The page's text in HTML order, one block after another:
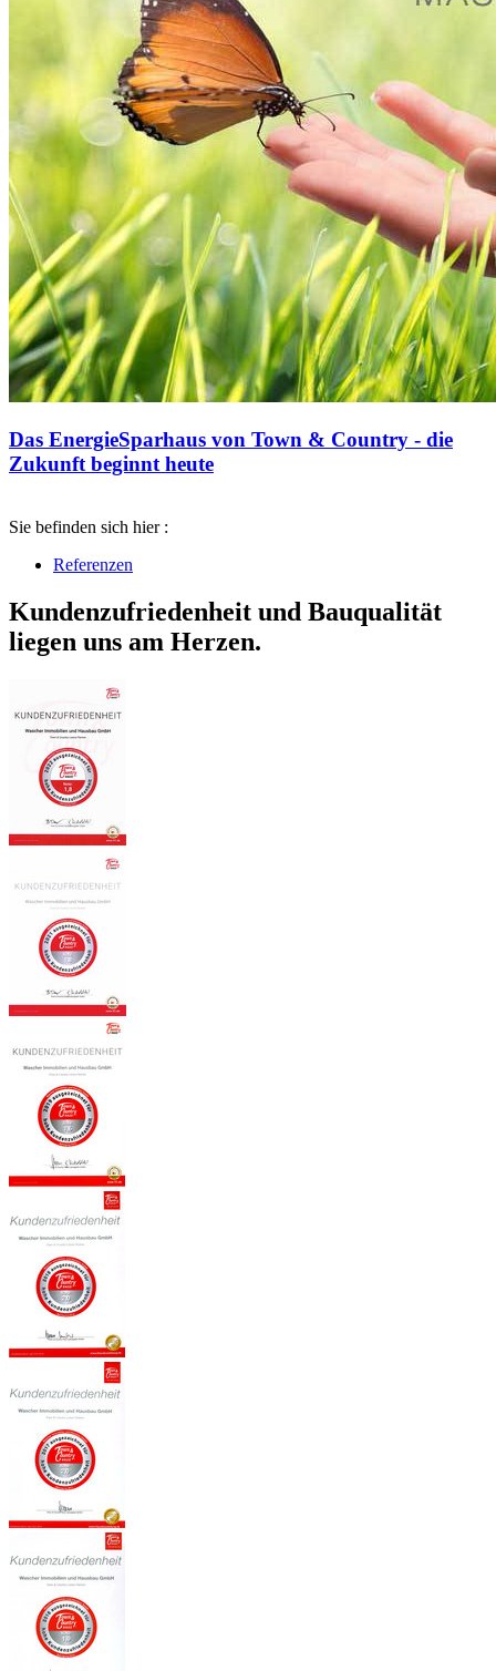
Das EnergieSparhaus von Town & Country - die
Zukunft beginnt heute
Sie befinden sich hier :
Referenzen
Kundenzufriedenheit und Bauqualität
liegen uns am Herzen.